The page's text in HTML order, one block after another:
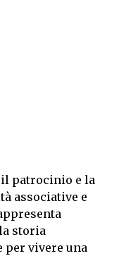
il patrocinio e la
associative e
storia
per vivere una